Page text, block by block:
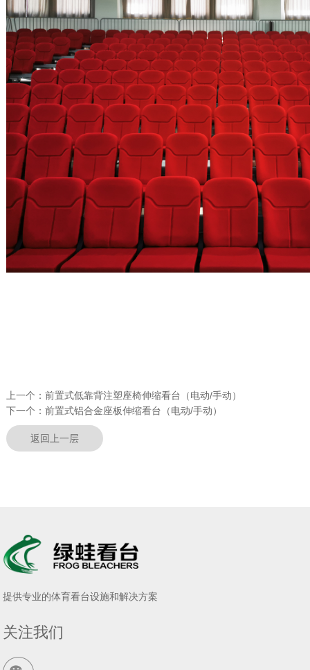
上一个： 前置式低靠背注塑座椅伸缩看台（电动/手动）
下一个： 前置式铝合金座板伸缩看台（电动/手动）
返回上一层
提供专业的体育看台设施和解决方案
关注我们